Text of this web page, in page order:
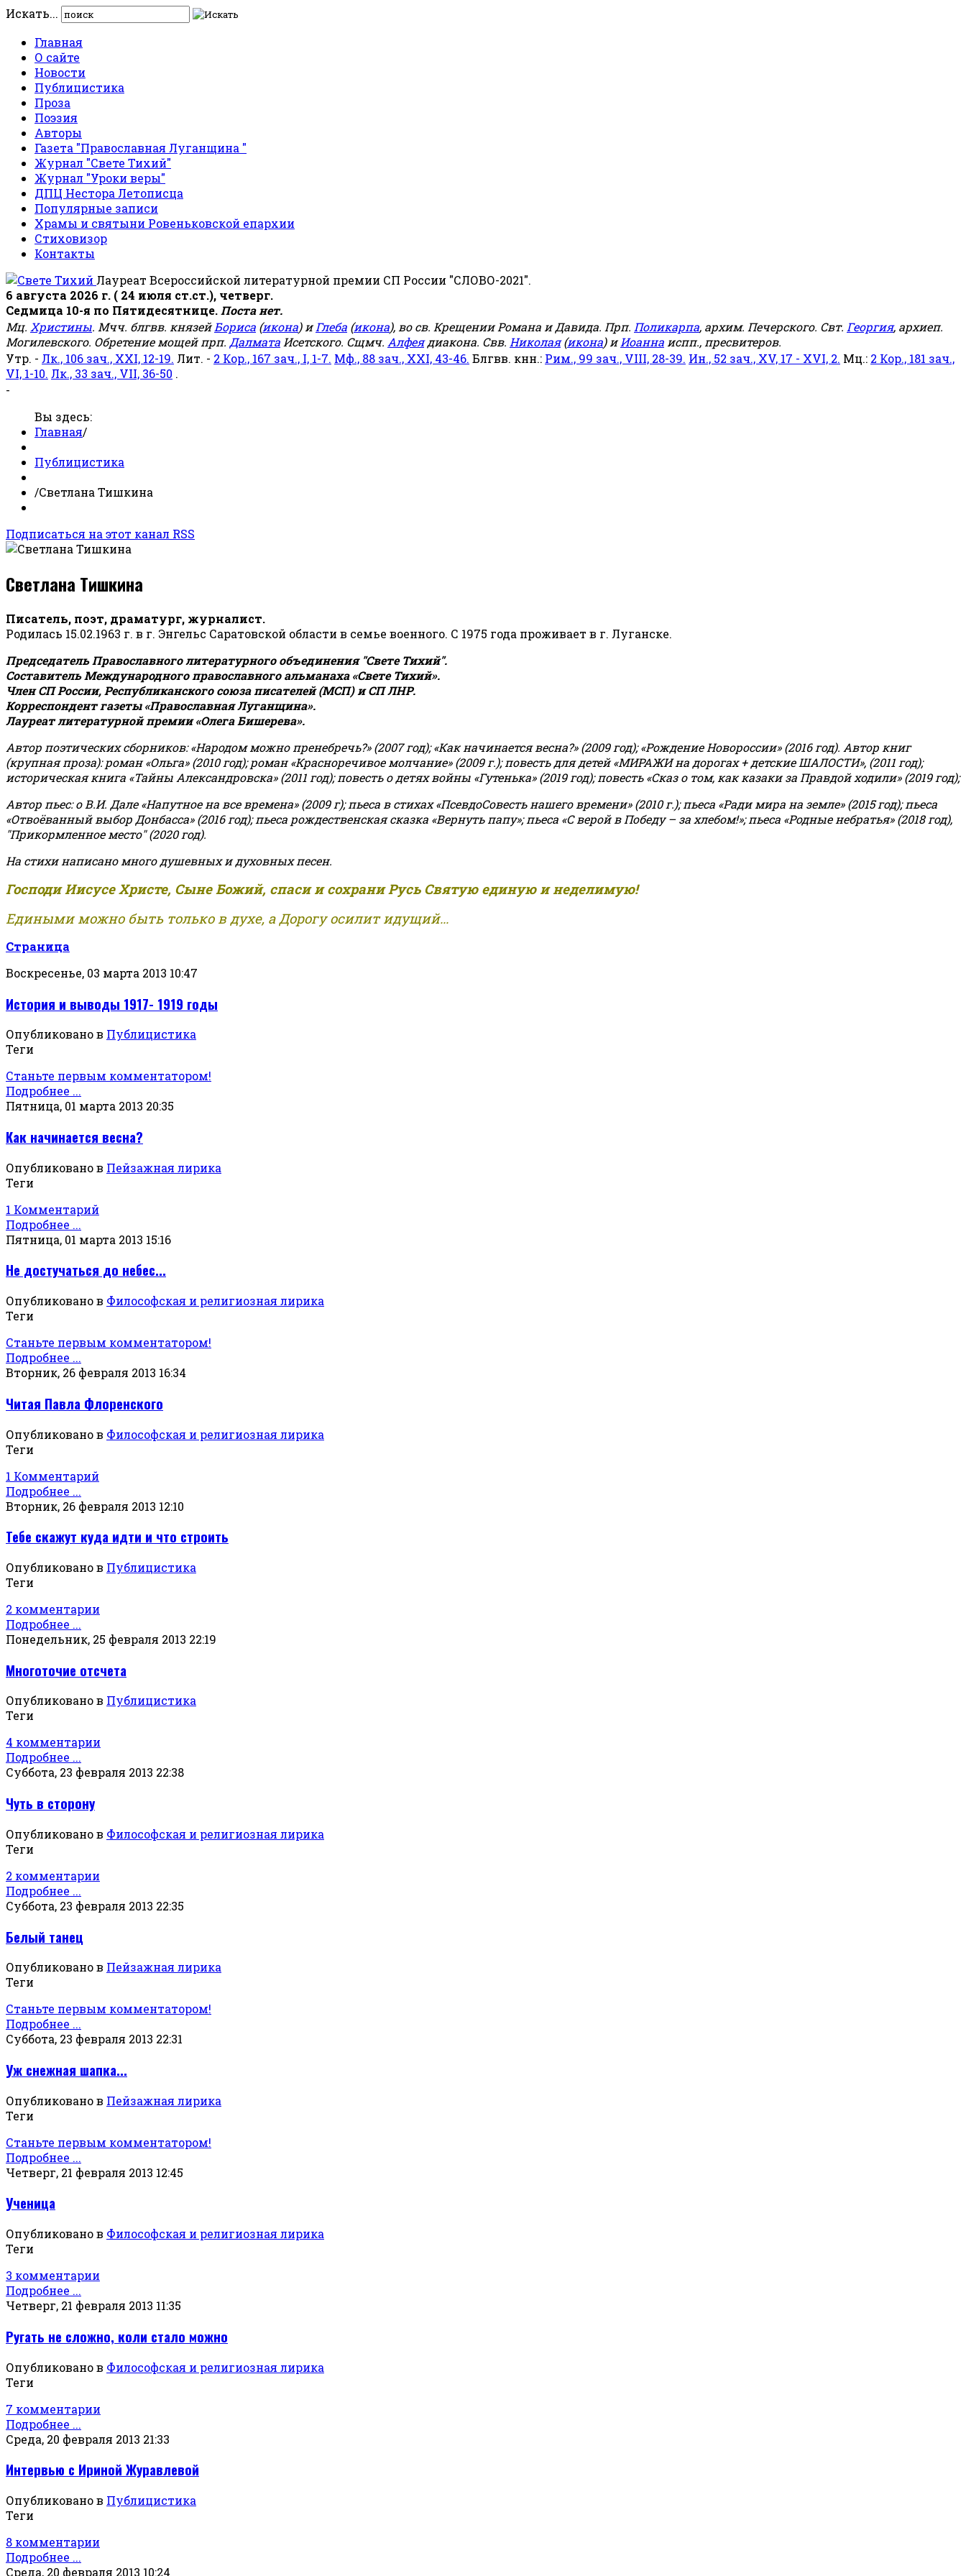
Искать...
Главная
О сайте
Новости
Публицистика
Проза
Поэзия
Авторы
Газета "Православная Луганщина "
Журнал "Свете Тихий"
Журнал "Уроки веры"
ДПЦ Нестора Летописца
Популярные записи
Храмы и святыни Ровеньковской епархии
Стиховизор
Контакты
Лауреат Всероссийской литературной премии СП России "СЛОВО-2021".
6 августа 2026 г. ( 24 июля ст.ст.), четверг.
Седмица 10-я по Пятидесятнице. Поста нет.
Мц. Христины. Мчч. блгвв. князейБориса (икона) иГлеба (икона), во св. Крещении Романа и Давида. Прп. Поликарпа, архим. Печерского. Свт. Георгия, архиеп.
Могилевского. Обретение мощей прп. Далмата Исетского. Сщмч. Алфеядиакона. Свв. Николая(икона) иИоанна испп., пресвитеров.
Утр. - Лк., 106 зач., XXI, 12-19. Лит. - 2 Кор., 167 зач., I, 1-7. Мф., 88 зач., XXI, 43-46. Блгвв. кнн.: Рим., 99 зач., VIII, 28-39. Ин., 52 зач., XV, 17 - XVI, 2. Мц.: 2 Кор., 181 зач.,
VI, 1-10. Лк., 33 зач., VII, 36-50 .
-
Вы здесь:
Главная/
Публицистика
/Светлана Тишкина
Подписаться на этот канал RSS
Светлана Тишкина
Писатель, поэт, драматург, журналист.
Родилась 15.02.1963 г. в г. Энгельс Саратовской области в семье военного. С 1975 года проживает в г. Луганске.
Председатель Православного литературного объединения "Свете Тихий".
Составитель Международного православного альманаха «Свете Тихий».
Член СП России, Республиканского союза писателей (МСП) и СП ЛНР.
Корреспондент газеты «Православная Луганщина».
Лауреат литературной премии «Олега Бишерева».
Автор поэтических сборников: «Народом можно пренебречь?» (2007 год); «Как начинается весна?» (2009 год); «Рождение Новороссии» (2016 год). Автор книг
(крупная проза): роман «Ольга» (2010 год); роман «Красноречивое молчание» (2009 г.); повесть для детей «МИРАЖИ на дорогах + детские ШАЛОСТИ», (2011 год);
историческая книга «Тайны Александровска» (2011 год); повесть о детях войны «Гутенька» (2019 год); повесть «Сказ о том, как казаки за Правдой ходили» (2019 год);
Автор пьес: о В.И. Дале «Напутное на все времена» (2009 г); пьеса в стихах «ПсевдоСовесть нашего времени» (2010 г.); пьеса «Ради мира на земле» (2015 год); пьеса
«Отвоёванный выбор Донбасса» (2016 год); пьеса рождественская сказка «Вернуть папу»; пьеса «С верой в Победу – за хлебом!»;пьеса «Родные небратья» (2018 год),
"Прикормленное место" (2020 год).
На стихи написано много душевных и духовных песен.
Господи Иисусе Христе, Сыне Божий, спаси и сохрани Русь Святую единую и неделимую!
Едиными можно быть только в духе, а Дорогу осилит идущий...
Страница
Воскресенье, 03 марта 2013 10:47
История и выводы 1917- 1919 годы
Опубликовано в Публицистика
Теги
Станьте первым комментатором!
Подробнее ...
Пятница, 01 марта 2013 20:35
Как начинается весна?
Опубликовано в Пейзажная лирика
Теги
1 Комментарий
Подробнее ...
Пятница, 01 марта 2013 15:16
Не достучаться до небес...
Опубликовано в Философская и религиозная лирика
Теги
Станьте первым комментатором!
Подробнее ...
Вторник, 26 февраля 2013 16:34
Читая Павла Флоренского
Опубликовано в Философская и религиозная лирика
Теги
1 Комментарий
Подробнее ...
Вторник, 26 февраля 2013 12:10
Тебе скажут куда идти и что строить
Опубликовано в Публицистика
Теги
2 комментарии
Подробнее ...
Понедельник, 25 февраля 2013 22:19
Многоточие отсчета
Опубликовано в Публицистика
Теги
4 комментарии
Подробнее ...
Суббота, 23 февраля 2013 22:38
Чуть в сторону
Опубликовано в Философская и религиозная лирика
Теги
2 комментарии
Подробнее ...
Суббота, 23 февраля 2013 22:35
Белый танец
Опубликовано в Пейзажная лирика
Теги
Станьте первым комментатором!
Подробнее ...
Суббота, 23 февраля 2013 22:31
Уж снежная шапка...
Опубликовано в Пейзажная лирика
Теги
Станьте первым комментатором!
Подробнее ...
Четверг, 21 февраля 2013 12:45
Ученица
Опубликовано в Философская и религиозная лирика
Теги
3 комментарии
Подробнее ...
Четверг, 21 февраля 2013 11:35
Ругать не сложно, коли стало можно
Опубликовано в Философская и религиозная лирика
Теги
7 комментарии
Подробнее ...
Среда, 20 февраля 2013 21:33
Интервью с Ириной Журавлевой
Опубликовано в Публицистика
Теги
8 комментарии
Подробнее ...
Среда, 20 февраля 2013 10:24